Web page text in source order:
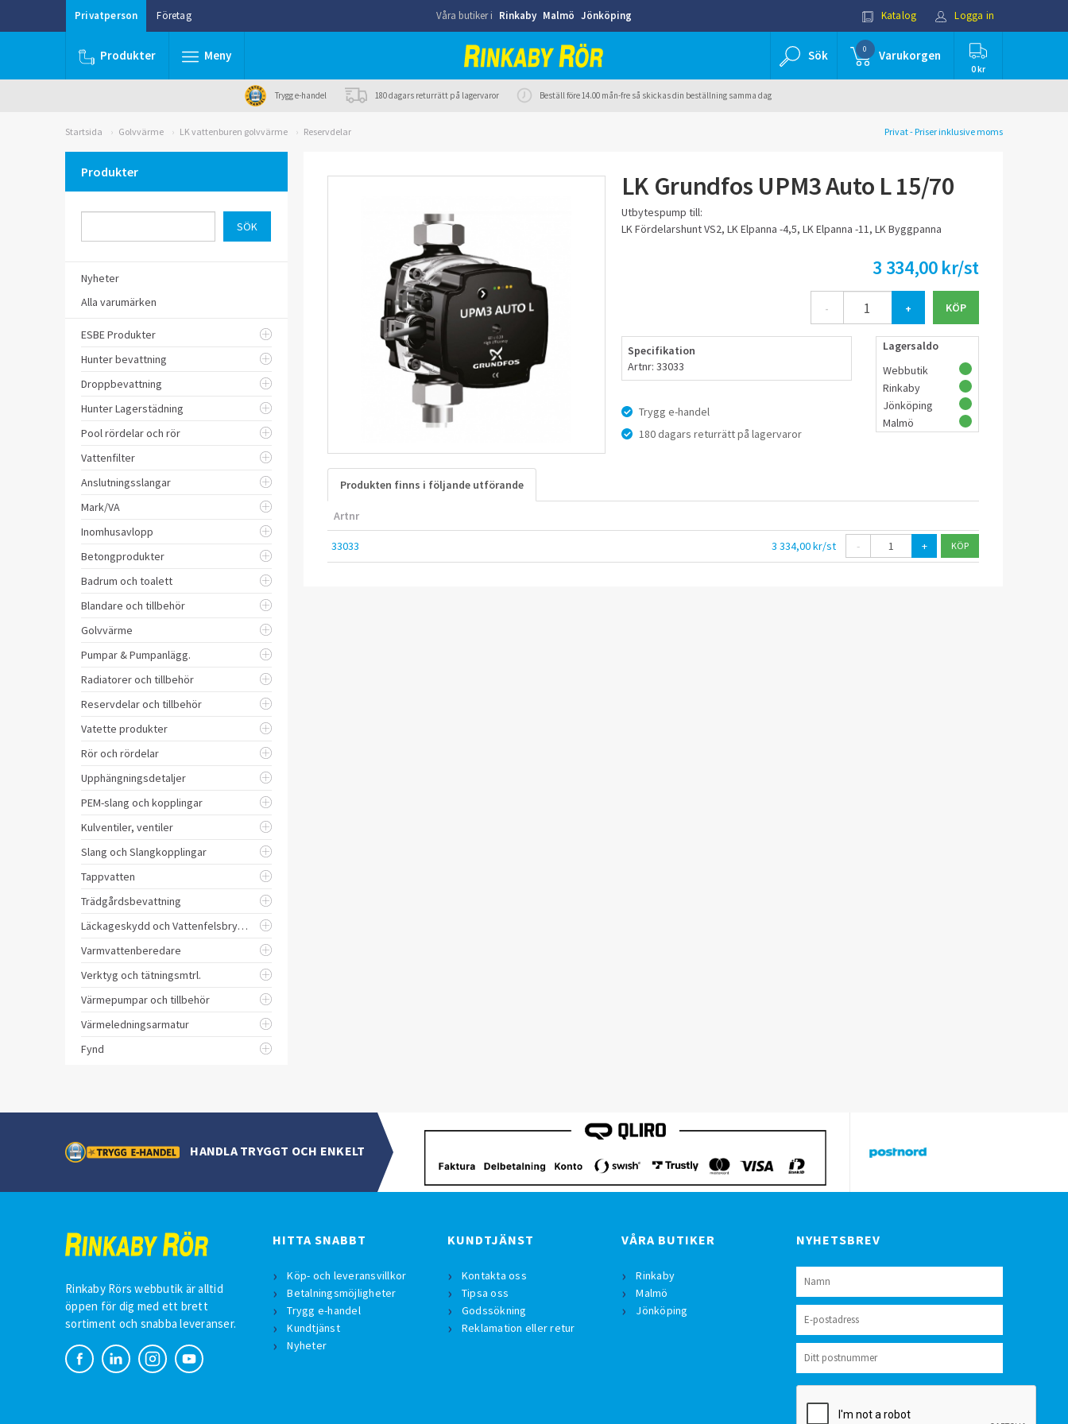
Privatperson Företag Våra butiker i Rinkaby Malmö Jönköping Katalog Logga in
Produkter Meny Sök 0 Varukorgen
0 kr
Trygg e-handel 180 dagars returrätt på lagervaror Beställ före 14.00 mån-fre så skickas din beställning samma dag
Startsida Golvvärme LK vattenburen golvvärme Reservdelar Privat - Priser inklusive moms
Produkter
Nyheter
Alla varumärken
ESBE Produkter
Hunter bevattning
Droppbevattning
Hunter Lagerstädning
Pool rördelar och rör
Vattenfilter
Anslutningsslangar
Mark/VA
Inomhusavlopp
Betongprodukter
Badrum och toalett
Blandare och tillbehör
Golvvärme
Pumpar & Pumpanlägg.
Radiatorer och tillbehör
Reservdelar och tillbehör
Vatette produkter
Rör och rördelar
Upphängningsdetaljer
PEM-slang och kopplingar
Kulventiler, ventiler
Slang och Slangkopplingar
Tappvatten
Trädgårdsbevattning
Läckageskydd och Vattenfelsbrytare
Varmvattenberedare
Verktyg och tätningsmtrl.
Värmepumpar och tillbehör
Värmeledningsarmatur
Fynd
LK Grundfos UPM3 Auto L 15/70
Utbytespump till:
LK Fördelarshunt VS2, LK Elpanna -4,5, LK Elpanna -11, LK Byggpanna
3 334,00 kr/st
- +
Specifikation
Artnr: 33033
Trygg e-handel
180 dagars returrätt på lagervaror
Lagersaldo
Webbutik
Rinkaby
Jönköping
Malmö
Produkten finns i följande utförande
Artnr
33033 3 334,00 kr/st - +
HANDLA TRYGGT OCH ENKELT
Rinkaby Rörs webbutik är alltid
öppen för dig med ett brett
sortiment och snabba leveranser.
HITTA SNABBT
Köp- och leveransvillkor
Betalningsmöjligheter
Trygg e-handel
Kundtjänst
Nyheter
KUNDTJÄNST
Kontakta oss
Tipsa oss
Godssökning
Reklamation eller retur
VÅRA BUTIKER
Rinkaby
Malmö
Jönköping
NYHETSBREV